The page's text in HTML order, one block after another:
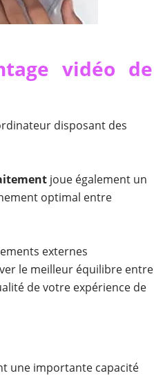
vidéo de
disposant des
joue également un
optimal entre
externes
le meilleur équilibre entre
de votre expérience de
une importante capacité